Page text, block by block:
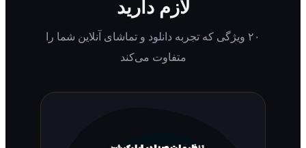
لازم دارید
۲۰ ویژگی که تجربه دانلود و تماشای آنلاین شما را
متفاوت می‌کند